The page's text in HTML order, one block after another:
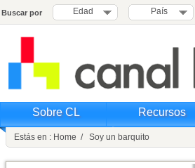
Buscar por Edad País
Sobre CL Recursos
Estás en : Home / Soy un barquito